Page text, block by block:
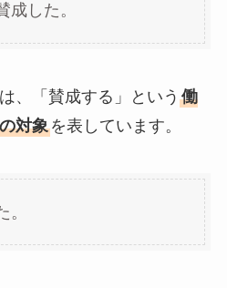
成した。
、「賛成する」という 働
対象を表しています。
。